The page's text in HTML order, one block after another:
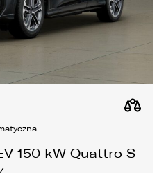
150 kW Quattro S